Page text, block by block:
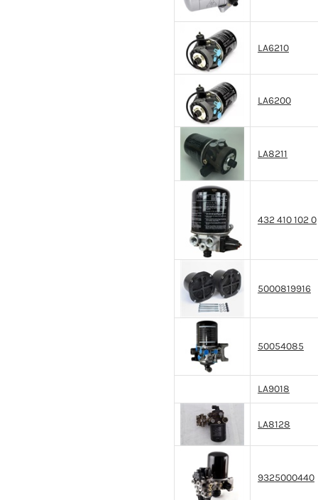
LA6210
LA6200
LA8211
432 410 102 0
5000819916
50054085
LA9018
LA8128
9325000440